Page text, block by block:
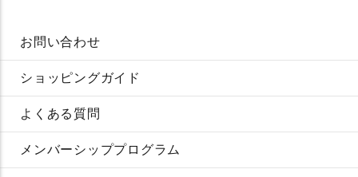
お問い合わせ
ショッピングガイド
よくある質問
メンバーシッププログラム